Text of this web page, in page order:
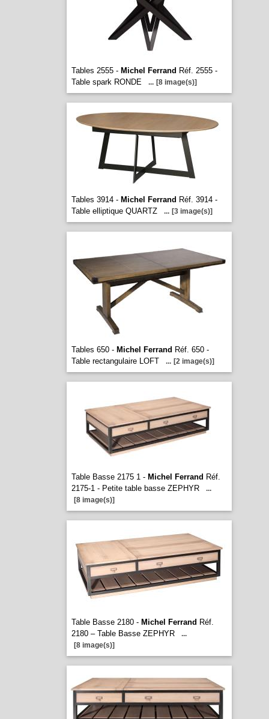
Tables 2555 - Michel Ferrand Réf. 2555 -
Table spark RONDE
... [8 image(s)]
Tables 3914 - Michel Ferrand Réf. 3914 -
Table elliptique QUARTZ
... [3 image(s)]
Tables 650 - Michel Ferrand Réf. 650 -
Table rectangulaire LOFT
... [2 image(s)]
Table Basse 2175 1 - Michel Ferrand Réf.
2175-1 - Petite table basse ZEPHYR
...
[8 image(s)]
Table Basse 2180 - Michel Ferrand Réf.
2180 – Table Basse ZEPHYR
...
[8 image(s)]